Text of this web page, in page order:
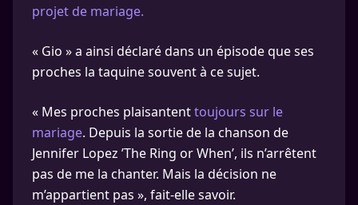
projet de mariage.
« Gio » a ainsi déclaré dans un épisode que ses
proches la taquine souvent à ce sujet.
« Mes proches plaisantenttoujours sur le
mariage. Depuis la sortie de la chanson de
Jennifer Lopez ’The Ring or When’, ils n’arrêtent
pas de me la chanter. Mais la décision ne
m’appartient pas », fait-elle savoir.